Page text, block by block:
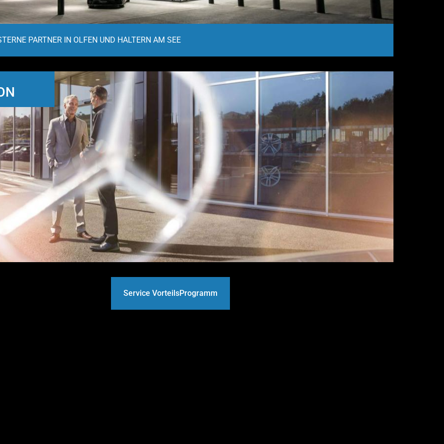
PARTNER IN OLFEN UND HALTERN AM SEE
Service VorteilsProgramm